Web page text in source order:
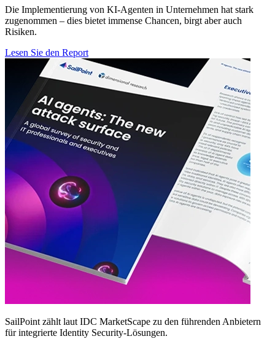
Die Implementierung von KI-Agenten in Unternehmen hat stark
zugenommen – dies bietet immense Chancen, birgt aber auch
Risiken.
Lesen Sie den Report
SailPoint zählt laut IDC MarketScape zu den führenden Anbietern
für integrierte Identity Security‑Lösungen.